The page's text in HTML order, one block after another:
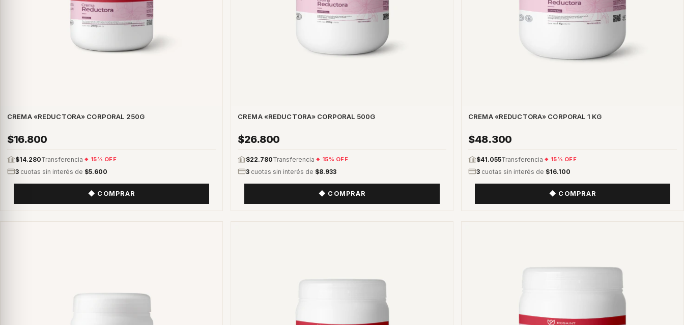
CREMA «REDUCTORA» CORPORAL 250G
$16.800
$14.280Transferencia 15% OFF
3 cuotas sin interés de $5.600
CREMA «REDUCTORA» CORPORAL 500G
$26.800
$22.780Transferencia 15% OFF
3 cuotas sin interés de $8.933
CREMA «REDUCTORA» CORPORAL 1 KG
$48.300
$41.055Transferencia 15% OFF
3 cuotas sin interés de $16.100